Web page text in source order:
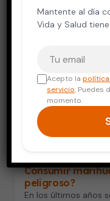
Consumir
peligroso?
En los últimos años
Mantente al día
Vida y Salud
Acepto la
servicio. Puedes
momento.